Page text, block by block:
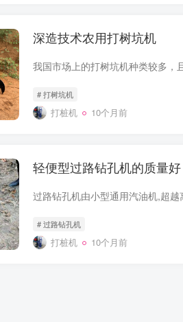
深造技术农用打树坑机
# 打树坑机
打桩机 10个月前
轻便型过路钻孔机的质量好
# 过路钻孔机
打桩机 10个月前